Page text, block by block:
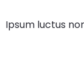
Ipsum luctus